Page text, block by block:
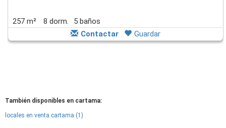
257 m² 8 dorm.
5 baños
Contactar
Guardar
También disponibles en cartama:
locales en venta cartama (1)